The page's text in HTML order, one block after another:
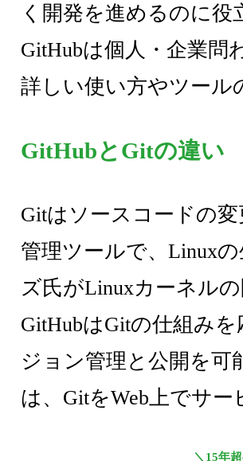
く開発を進めるのに役
GitHubは個人・企業問
詳しい使い方やツール
GitHubとGitの違い
Gitはソースコードの
管理ツールで、Linux
ズ氏がLinuxカーネル
GitHubはGitの仕組み
ジョン管理と公開を可
は、GitをWeb上でサ
＼15年